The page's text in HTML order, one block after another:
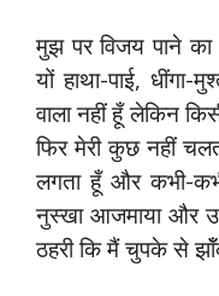
मुझ पर विजय पाने
यों हाथा-पाई,
वाला नहीं हूँ लेकिन
फिर मेरी कुछ नहीं
लगता हूँ और कभी-
नुस्खा आजमाया और
ठहरी कि मैं चुपके से